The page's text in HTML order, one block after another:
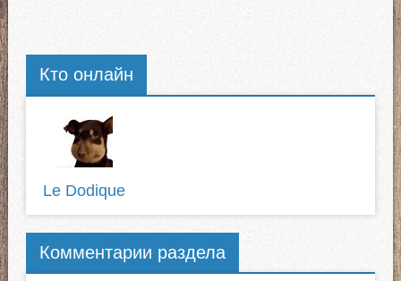
Кто онлайн
Le Dodique
Комментарии раздела